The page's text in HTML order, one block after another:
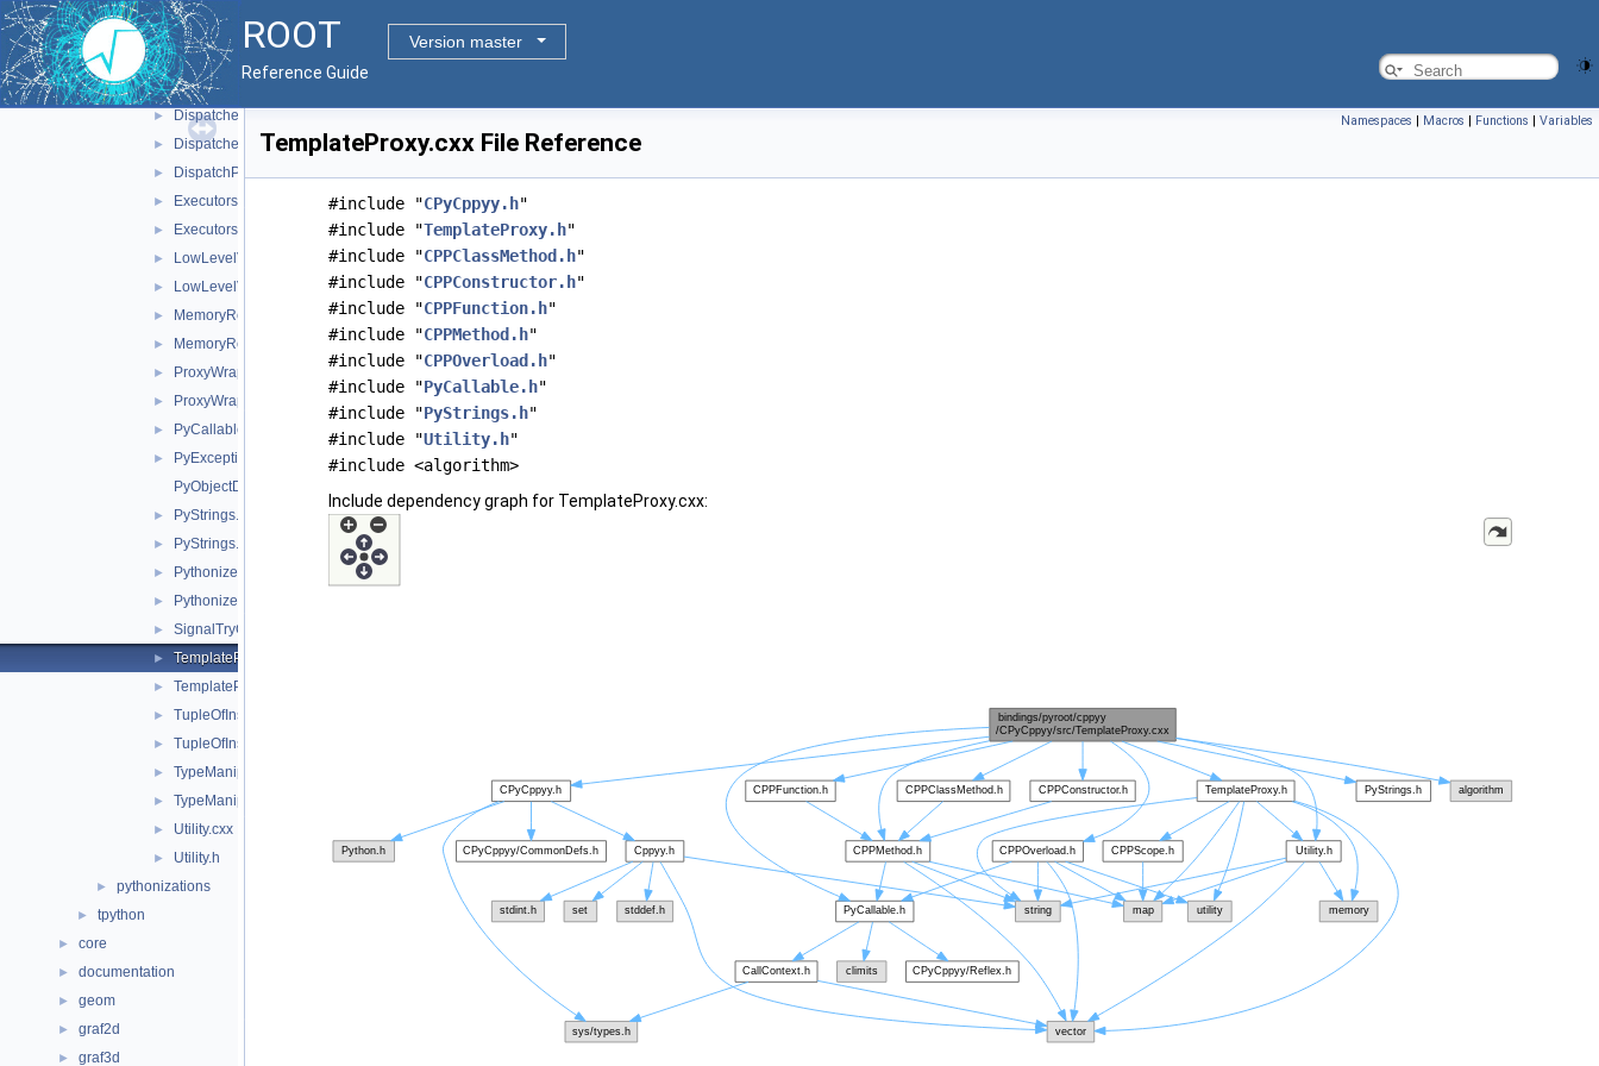
ROOT
Version master
Reference Guide
► DeclareConverters.h
► DeclareExecutors.h
► Dimensions.h
► Dispatcher.cxx
► Dispatcher.h
► DispatchPtr.cxx
► Executors.cxx
► Executors.h
► LowLevelViews.cxx
► LowLevelViews.h
► MemoryRegulator.cxx
► MemoryRegulator.h
► ProxyWrappers.cxx
► ProxyWrappers.h
► PyCallable.h
►
PyException.cxx
PyObjectDir27.inc
► PyStrings.cxx
► PyStrings.h
► Pythonize.cxx
► Pythonize.h
► SignalTryCatch.h
► TemplateProxy.cxx
► TemplateProxy.h
► TupleOfInstances.cxx
► TupleOfInstances.h
► TypeManip.cxx
► TypeManip.h
► Utility.cxx
► Utility.h
► pythonizations
► tpython
► core
► documentation
► geom
► graf2d
► graf3d
Namespaces | Macros | Functions | Variables
TemplateProxy.cxx File Reference
#include "CPyCppyy.h"
#include "TemplateProxy.h"
#include "CPPClassMethod.h"
#include "CPPConstructor.h"
#include "CPPFunction.h"
#include "CPPMethod.h"
#include "CPPOverload.h"
#include "PyCallable.h"
#include "PyStrings.h"
#include "Utility.h"
#include <algorithm>
Include dependency graph for TemplateProxy.cxx: